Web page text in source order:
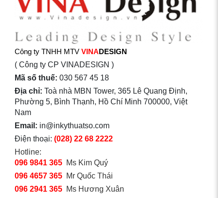
Công ty TNHH MTV VINADESIGN
( Công ty CP VINADESIGN )
Mã số thuế: 030 567 45 18
Địa chỉ: Toà nhà MBN Tower, 365 Lê Quang Định,
Phường 5, Bình Thạnh, Hồ Chí Minh 700000, Việt
Nam
Email: in@inkythuatso.com
Điện thoại: (028) 22 68 2222
Hotline:
096 9841 365 Ms Kim Quý
096 4657 365 Mr Quốc Thái
096 2941 365 Ms Hương Xuân